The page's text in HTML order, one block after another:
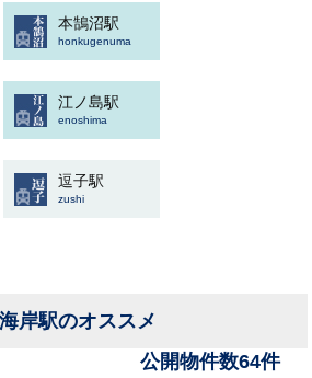
本鵠沼駅
honkugenuma
江ノ島駅
enoshima
逗子駅
zushi
岸駅のオススメ
公開物件数64件